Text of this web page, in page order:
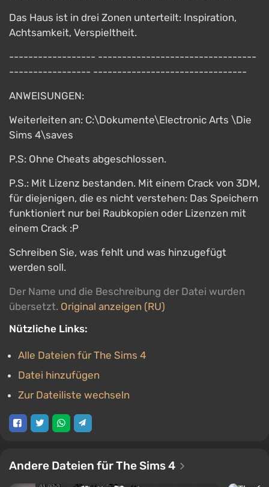
Das Haus ist in drei Zonen unterteilt: Inspiration,
Achtsamkeit, Verspieltheit.
------------------ ---------------------------------
----------------- --------------------------------
ANWEISUNGEN:
Weiterleiten an: C:\Dokumente\Electronic Arts \Die
Sims 4\saves
P.S: Ohne Cheats abgeschlossen.
P.S.: Mit Lizenz bestanden. Mit einem Crack von 3DM,
für diejenigen, die es nicht verstehen: Das Speichern
funktioniert nur bei Raubkopien oder Lizenzen mit
einem Crack :P
Schreiben Sie, was fehlt und was hinzugefügt
werden soll.
Der Name und die Beschreibung der Datei wurden
übersetzt. Original anzeigen (RU)
Nützliche Links:
Alle Dateien für The Sims 4
Datei hinzufügen
Zur Dateiliste wechseln
Andere Dateien für The Sims 4